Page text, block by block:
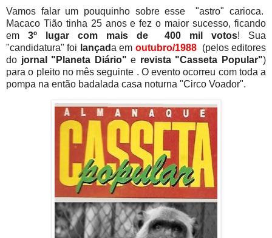
Vamos falar um pouquinho sobre esse "astro" carioca.
Macaco Tião tinha 25 anos e fez o maior sucesso, ficando
em 3º lugar com mais de 400 mil votos! Sua
"candidatura" foi lançada em outubro/1988 (pelos editores
do jornal "Planeta Diário" e revista "Casseta Popular")
para o pleito no mês seguinte . O evento ocorreu com toda a
pompa na então badalada casa noturna "Circo Voador".